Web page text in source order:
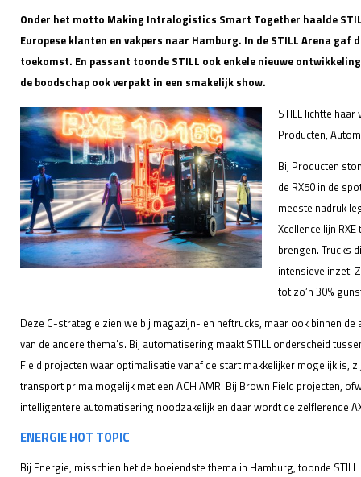
Onder het motto Making Intralogistics Smart Together haalde
Europese klanten en vakpers naar Hamburg. In de STILL Arena
toekomst. En passant toonde STILL ook enkele nieuwe
de boodschap ook verpakt in een smakelijk show.
STILL lichtte haar
Producten,
Bij Producten
de RX50 in de
meeste nadruk
Xcellence lijn
brengen. Trucks
intensieve inzet.
tot zo’n 30%
Deze C-strategie zien we bij magazijn- en heftrucks, maar ook binnen
van de andere thema’s. Bij automatisering maakt STILL onderscheid
Field projecten waar optimalisatie vanaf de start makkelijker mogelijk is,
transport prima mogelijk met een ACH AMR. Bij Brown Field projecten,
intelligentere automatisering noodzakelijk en daar wordt de zelflerende
ENERGIE HOT TOPIC
Bij Energie, misschien het de boeiendste thema in Hamburg, toonde STILL